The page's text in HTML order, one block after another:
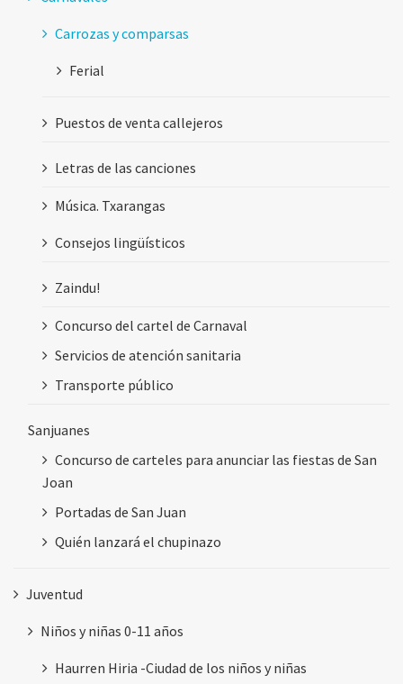
Carrozas y comparsas
Ferial
Puestos de venta callejeros
Letras de las canciones
Música. Txarangas
Consejos lingüísticos
Zaindu!
Concurso del cartel de Carnaval
Servicios de atención sanitaria
Transporte público
Sanjuanes
Concurso de carteles para anunciar las fiestas de San
Joan
Portadas de San Juan
Quién lanzará el chupinazo
Juventud
Niños y niñas 0-11 años
Haurren Hiria -Ciudad de los niños y niñas